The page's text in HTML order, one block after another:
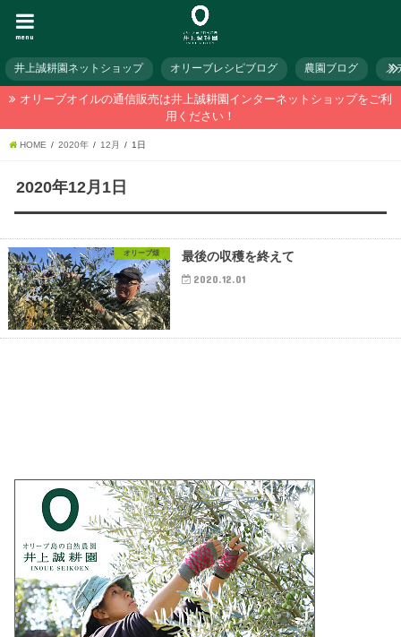
menu
井上誠耕園ネットショップ オリーブレシピブログ 農園ブログ メ
オリーブオイルの通信販売は井上誠耕園インターネットショップをご利
用ください！
HOME 2020年 12月 1日
2020年12月1日
オリーブ畑 最後の収穫を終えて
2020.12.01